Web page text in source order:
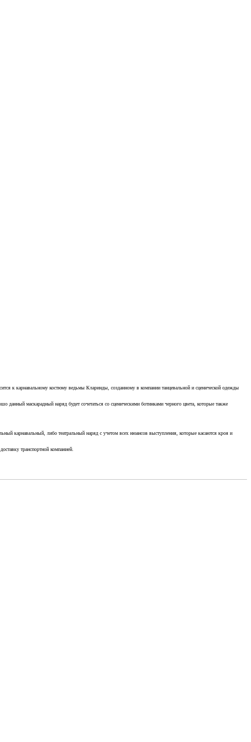
к карнавальному костюму ведьмы Кларинды, созданному в компании танцевальной и сценической одежды
данный маскарадный наряд будет сочетаться со сценическими ботинками черного цвета, которые также
карнавальный, либо театральный наряд с учетом всех нюансов выступления, которые касаются кроя и
транспортной компанией.